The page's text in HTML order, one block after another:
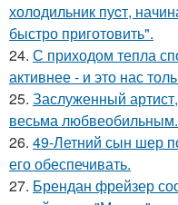
холодильник пуcт,
быстро приготовить".
24. С приходом тепла
активнее - и это нас
25. Заслуженный
весьма любвеобильным.
26. 49-Летний сын шер
его обеспечивать.
27. Брендан фрейзер